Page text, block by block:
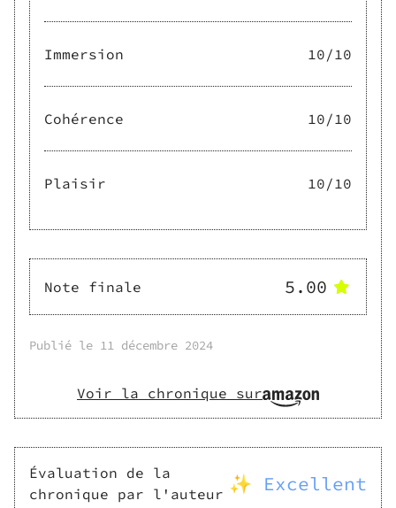
Immersion 10/10
Cohérence 10/10
Plaisir 10/10
Note finale 5.00
Publié le 11 décembre 2024
Voir la chronique sur
Évaluation de la
chronique par l'auteur ✨ Excellent